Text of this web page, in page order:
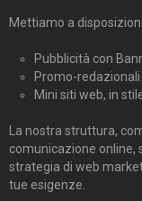
Mettiamo a
Pubblicità con
Promo-redazionali
Mini siti web, in
La nostra struttura,
comunicazione online,
strategia di web
tue esigenze.